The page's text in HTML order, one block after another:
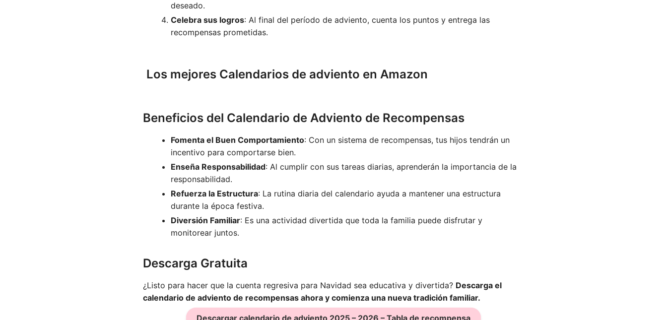
deseado.
Celebra sus logros: Al final del período de adviento, cuenta los puntos y entrega las
recompensas prometidas.
Los mejores Calendarios de adviento en Amazon
Beneficios del Calendario de Adviento de Recompensas
Fomenta el Buen Comportamiento: Con un sistema de recompensas, tus hijos tendrán un
incentivo para comportarse bien.
Enseña Responsabilidad: Al cumplir con sus tareas diarias, aprenderán la importancia de la
responsabilidad.
Refuerza la Estructura: La rutina diaria del calendario ayuda a mantener una estructura
durante la época festiva.
Diversión Familiar: Es una actividad divertida que toda la familia puede disfrutar y
monitorear juntos.
Descarga Gratuita
¿Listo para hacer que la cuenta regresiva para Navidad sea educativa y divertida? Descarga el
calendario de adviento de recompensas ahora y comienza una nueva tradición familiar.